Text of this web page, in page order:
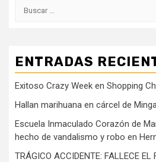
Buscar:
ENTRADAS
Exitoso Crazy Week en Shopping
Hallan marihuana en cárcel de
Escuela Inmaculado Corazón de
hecho de vandalismo y robo en
TRÁGICO ACCIDENTE: FALLECE EL